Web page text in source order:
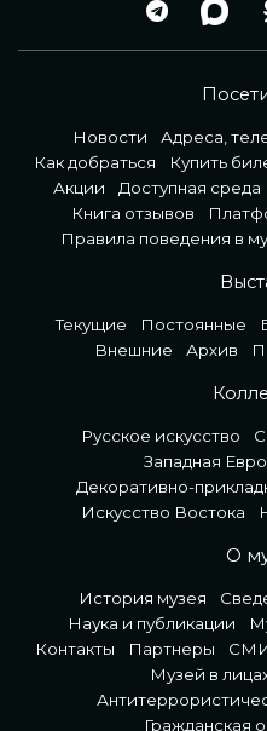
Новости
Адреса,
Как добраться
Купить
Акции
Доступная среда
Книга отзывов
Правила поведения в
Текущие Постоянные
Внешние
Архив
Русское искусство
Западная
Декоративно-
Искусство Востока
О
История музея
Наука и публикации
Контакты
Партнеры СМИ
Музей в
Гражданская